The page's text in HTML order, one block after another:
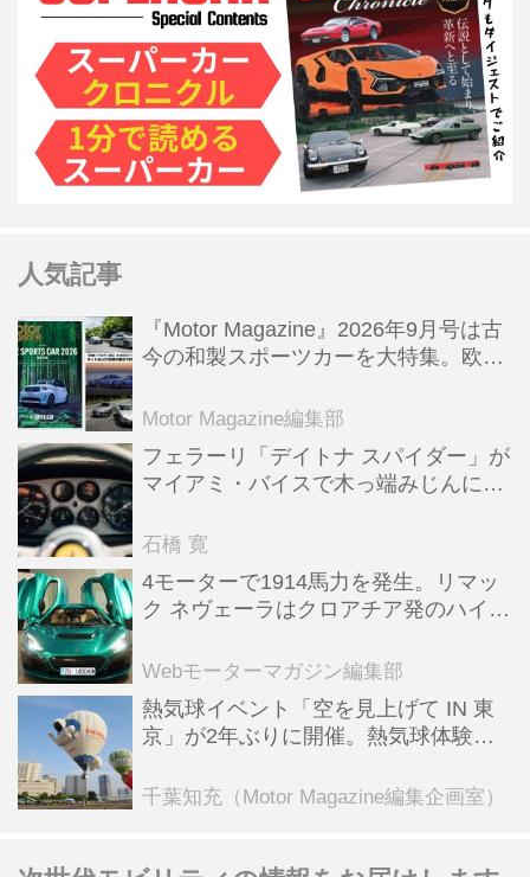
人気記事
『Motor Magazine』2026年9月号は古
今の和製スポーツカーを大特集。欧州
Motor Magazine編集部
フェラーリ「デイトナ スパイダー」が
マイアミ・バイスで木っ端みじんにな
石橋 寛
4モーターで1914馬力を発生。リマッ
ク ネヴェーラはクロアチア発のハイパ
全版／115】
Webモーターマガジン編集部
熱気球イベント「空を見上げて IN 東
京」が2年ぶりに開催。熱気球体験搭
ンテンツも
千葉知充（Motor Magazine編集企画室）